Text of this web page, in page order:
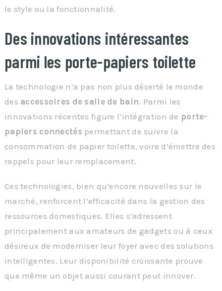
le style ou la fonctionnalité.
Des innovations intéressantes
parmi les porte-papiers toilette
La technologie n’a pas non plus déserté le monde
des accessoires de salle de bain. Parmi les
innovations récentes figure l’intégration de porte-
papiers connectés permettant de suivre la
consommation de papier toilette, voire d’émettre des
rappels pour leur remplacement.
Ces technologies, bien qu’encore nouvelles sur le
marché, renforcent l’efficacité dans la gestion des
ressources domestiques. Elles s’adressent
principalement aux amateurs de gadgets ou à ceux
désireux de moderniser leur foyer avec des solutions
intelligentes. Leur disponibilité croissante prouve
que même un objet aussi courant peut innover.